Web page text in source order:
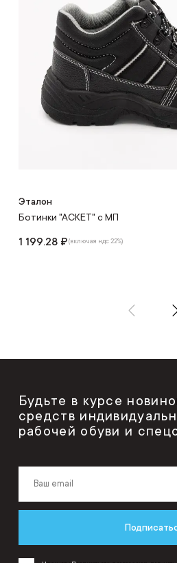
Эталон
Ботинки "АСКЕТ" с МП
1 199.28 ₽(включая ндс 22%)
Будьте в курсе
средств
рабочей обуви и